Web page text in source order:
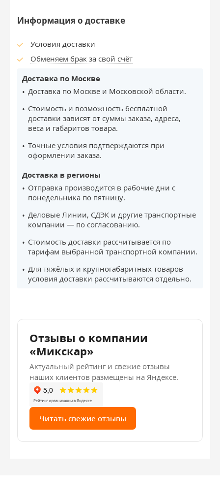
Информация о доставке
Условия доставки
Обменяем брак за свой счёт
Доставка по Москве
Доставка по Москве и Московской области.
Стоимость и возможность бесплатной
доставки зависят от суммы заказа, адреса,
веса и габаритов товара.
Точные условия подтверждаются при
оформлении заказа.
Доставка в регионы
Отправка производится в рабочие дни с
понедельника по пятницу.
Деловые Линии, СДЭК и другие транспортные
компании — по согласованию.
Стоимость доставки рассчитывается по
тарифам выбранной транспортной компании.
Для тяжёлых и крупногабаритных товаров
условия доставки рассчитываются отдельно.
Отзывы о компании
«Микскар»
Актуальный рейтинг и свежие отзывы
наших клиентов размещены на Яндексе.
Читать свежие отзывы